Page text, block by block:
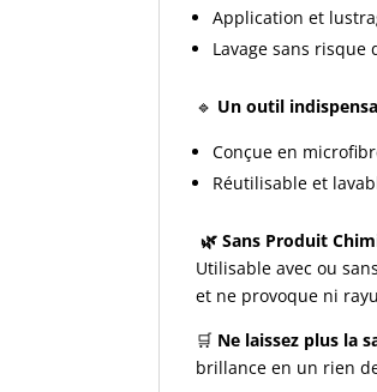
Application et
Lavage sans risque
🔹 Un outil
Conçue en
Réutilisable et
🌿 Sans Produit
Utilisable avec ou
et ne provoque ni
🛒 Ne laissez plus la
brillance en un rien